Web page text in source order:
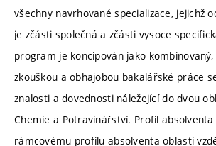
všechny navrhované specializace, jejichž
je zčásti společná a zčásti vysoce
program je koncipován jako
zkouškou a obhajobou bakalářské práce
znalosti a dovednosti náležející do dvou
Chemie a Potravinářství. Profil
rámcovému profilu absolventa oblasti